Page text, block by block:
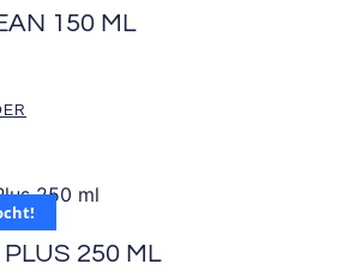
150 ML
PLUS 250 ML